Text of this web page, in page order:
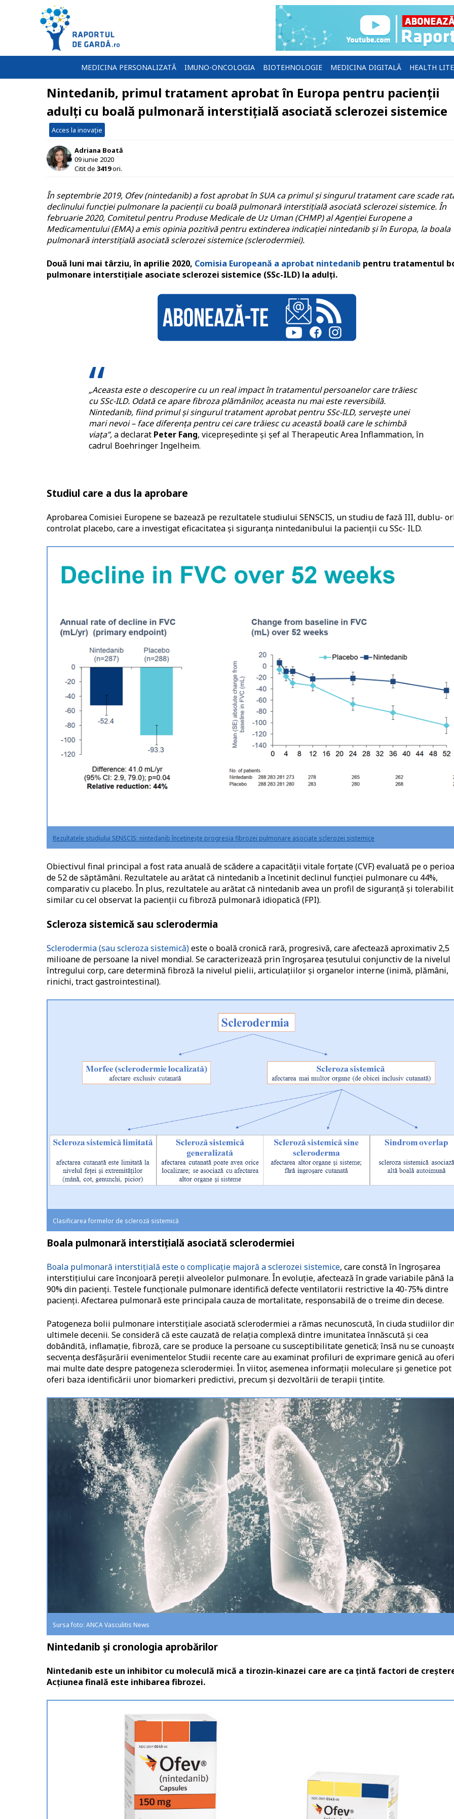
MEDICINA PERSONALIZATĂ IMUNO-ONCOLOGIA BIOTEHNOLOGIE MEDICINA DIGITALĂ HEALTH
Nintedanib, primul tratament aprobat în Europa pentru pacienții
adulți cu boală pulmonară interstițială asociată sclerozei sistemice
Acces la inovație
Adriana Boată
09 iunie 2020
Citit de 3419ori.
În septembrie 2019, Ofev (nintedanib) a fost aprobat în SUA ca primul și singurul tratament care scade
declinului funcției pulmonare la pacienții cu boală pulmonară interstițială asociată sclerozei sistemice. În
februarie 2020, Comitetul pentru Produse Medicale de Uz Uman (CHMP) al Agenției Europene a
Medicamentului (EMA) a emis opinia pozitivă pentru extinderea indicației nintedanib și în Europa, la boala
pulmonară interstițială asociată sclerozei sistemice (sclerodermiei).
Două luni mai târziu, în aprilie 2020, Comisia Europeană a aprobat nintedanib pentru tratamentul
pulmonare interstițiale asociate sclerozei sistemice (SSc-ILD) la adulți.
„Aceasta este o descoperire cu un real impact în tratamentul persoanelor care trăiesc
cu SSc-ILD. Odată ce apare fibroza plămânilor, aceasta nu mai este reversibilă.
Nintedanib, fiind primul și singurul tratament aprobat pentru SSc-ILD, servește unei
mari nevoi – face diferența pentru cei care trăiesc cu această boală care le schimbă
viața”,a declarat Peter Fang, vicepreședinte și șef al Therapeutic Area Inflammation, în
cadrul Boehringer Ingelheim.
Studiul care a dus la aprobare
Aprobarea Comisiei Europene se bazează pe rezultatele studiului SENSCIS, un studiu de fază III, dublu-
controlat placebo, care a investigat eficacitatea și siguranța nintedanibului la pacienții cu SSc- ILD.
Rezultatele studiului SENSCIS: nintedanib încetinește progresia fibrozei pulmonare asociate sclerozei sistemice
Obiectivul final principal a fost rata anuală de scădere a capacității vitale forțate (CVF) evaluată pe o
de 52 de săptămâni. Rezultatele au arătat că nintedanib a încetinit declinul funcției pulmonare cu 44%,
comparativ cu placebo. În plus, rezultatele au arătat că nintedanib avea un profil de siguranță și
similar cu cel observat la pacienții cu fibroză pulmonară idiopatică (FPI).
Scleroza sistemică sau sclerodermia
Sclerodermia (sau scleroza sistemică)este o boală cronică rară, progresivă, care afectează aproximativ 2,5
milioane de persoane la nivel mondial. Se caracterizează prin îngroșarea țesutului conjunctiv de la nivelul
întregului corp, care determină fibroză la nivelul pielii, articulațiilor și organelor interne (inimă, plămâni,
rinichi, tract gastrointestinal).
Clasificarea formelor de scleroză sistemică
Boala pulmonară interstițială asociată sclerodermiei
Boala pulmonară interstițială este o complicație majoră a sclerozei sistemice, care constă în îngroșarea
interstițiului care înconjoară pereții alveolelor pulmonare. În evoluție, afectează în grade variabile până la
90% din pacienți. Testele funcționale pulmonare identifică defecte ventilatorii restrictive la 40-75% dintre
pacienți. Afectarea pulmonară este principala cauza de mortalitate, responsabilă de o treime din decese.
Patogeneza bolii pulmonare interstițiale asociată sclerodermiei a rămas necunoscută, în ciuda studiilor
ultimele decenii. Se consideră că este cauzată de relația complexă dintre imunitatea înnăscută și cea
dobândită, inflamație, fibroză, care se produce la persoane cu susceptibilitate genetică; însă nu se
secvența desfășurării evenimentelor. Studii recente care au examinat profiluri de exprimare genică au
mai multe date despre patogeneza sclerodermiei. În viitor, asemenea informații moleculare și genetice pot
oferi baza identificării unor biomarkeri predictivi, precum și dezvoltării de terapii țintite.
Sursa foto: ANCA Vasculitis News
Nintedanib și cronologia aprobărilor
Nintedanib este un inhibitor cu moleculă mică a tirozin-kinazei care are ca țintă factori de
Acțiunea finală este inhibarea fibrozei.